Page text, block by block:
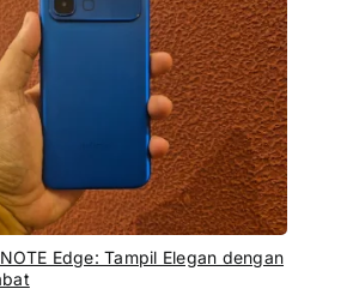
Edge: Tampil Elegan dengan